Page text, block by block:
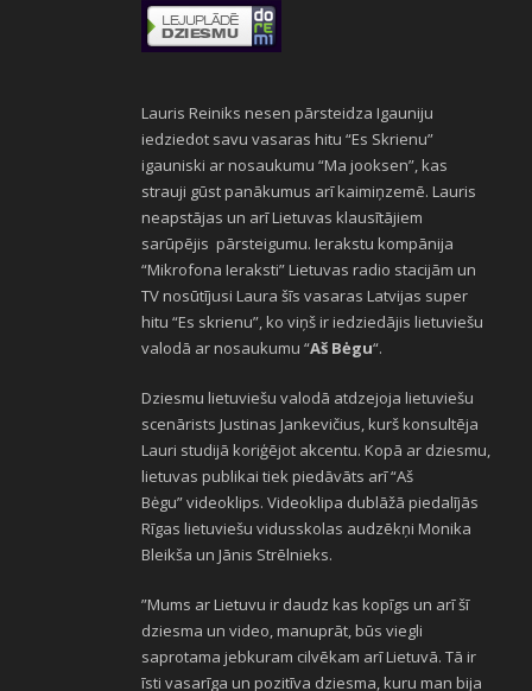
Lauris Reiniks nesen pārsteidza Igauniju
iedziedot savu vasaras hitu “Es Skrienu”
igauniski ar nosaukumu “Ma jooksen”, kas
strauji gūst panākumus arī kaimiņzemē. Lauris
neapstājas un arī Lietuvas klausītājiem
sarūpējis pārsteigumu. Ierakstu kompānija
“Mikrofona Ieraksti” Lietuvas radio stacijām un
TV nosūtījusi Laura šīs vasaras Latvijas super
hitu “Es skrienu”, ko viņš ir iedziedājis lietuviešu
valodā ar nosaukumu “Aš Bėgu“.
Dziesmu lietuviešu valodā atdzejoja lietuviešu
scenārists Justinas Jankevičius, kurš konsultēja
Lauri studijā koriģējot akcentu. Kopā ar dziesmu,
lietuvas publikai tiek piedāvāts arī “Aš
Bėgu” videoklips. Videoklipa dublāžā piedalījās
Rīgas lietuviešu vidusskolas audzēkņi Monika
Bleikša un Jānis Strēlnieks.
”Mums ar Lietuvu ir daudz kas kopīgs un arī šī
dziesma un video, manuprāt, būs viegli
saprotama jebkuram cilvēkam arī Lietuvā. Tā ir
īsti vasarīga un pozitīva dziesma, kuru man bija